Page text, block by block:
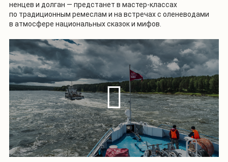
ненцев и долган — предстанет в мастер-классах
по традиционным ремеслам и на встречах с оленеводами
в атмосфере национальных сказок и мифов.